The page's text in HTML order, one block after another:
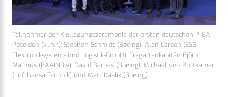
Teilnehmer der Kiellegungszeremonie der ersten deutschen P-8A
Poseidon (v.l.n.r.): Stephen Schmidt (Boeing), Alan Carson (ESG
Elektroniksystem- und Logistik-GmbH), Fregattenkapitän Björn
Malmus (BAAINBw), David Barnes (Boeing), Michael von Puttkamer
(Lufthansa Technik) und Matt Kaslik (Boeing).